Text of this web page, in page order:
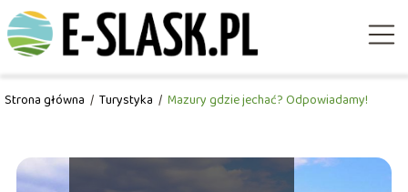
Strona główna / Turystyka / Mazury gdzie jechać? Odpowiadamy!